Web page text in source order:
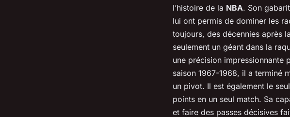
l’histoire de la NBA. Son
lui ont permis de dominer les
toujours, des décennies après
seulement un géant dans la
une précision impressionnante
saison 1967-1968, il a terminé
un pivot. Il est également le
points en un seul match. Sa
et faire des passes décisives